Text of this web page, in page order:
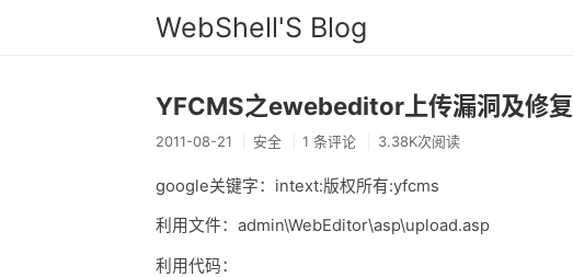
WebShell'S Blog
YFCMS之ewebeditor上传漏洞及修复
2011-08-21 安全 1 条评论 3.38K次阅读
google关键字：intext:版权所有:yfcms
利用文件：admin\WebEditor\asp\upload.asp
利用代码：